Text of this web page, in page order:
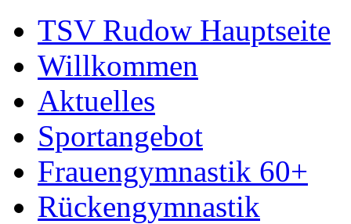
TSV Rudow Hauptseite
Willkommen
Aktuelles
Sportangebot
Frauengymnastik 60+
Rückengymnastik